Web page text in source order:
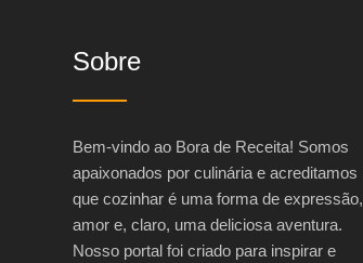
Sobre
Bem-vindo ao Bora de Receita! Somos
apaixonados por culinária e acreditamos
que cozinhar é uma forma de expressão,
amor e, claro, uma deliciosa aventura.
Nosso portal foi criado para inspirar e